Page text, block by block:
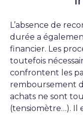
L’absence de
durée a
financier. Les
toutefois
confrontent les
remboursement
achats ne sont
(tensiomètre…). Il